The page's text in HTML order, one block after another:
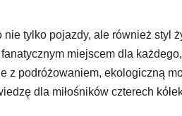
nie tylko pojazdy, ale również styl
miejscem dla
z podróżowaniem, ekologiczną
dla miłośników czterech